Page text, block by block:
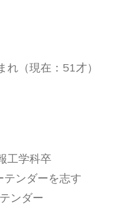
（現在：51才）
工学科卒
ンダーを志す
ンダー